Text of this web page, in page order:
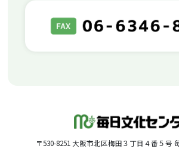
〒530-8251 大阪市北区梅田３丁目４番５号